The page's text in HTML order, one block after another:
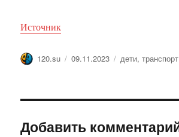
Источник
Автор
120.su Опубликовано
09.11.2023 Метки
дети,транспорт
Добавить